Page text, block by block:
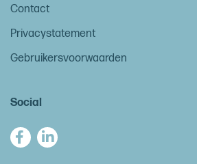
Contact
Privacystatement
Gebruikersvoorwaarden
Social